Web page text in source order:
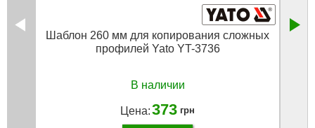
Шаблон 260 мм для копирования сложных
профилей Yato YT-3736
В наличии
Цена:373 грн